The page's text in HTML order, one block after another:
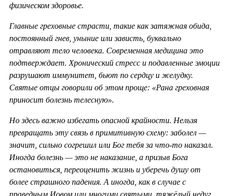
физическом здоровье.
Главные греховные страсти, такие как затяжная обида,
постоянный гнев, уныние или зависть, буквально
отравляют тело человека. Современная медицина это
подтверждает. Хронический стресс и подавленные эмоции
разрушают иммунитет, бьют по сердцу и желудку.
Святые отцы говорили об этом проще: «Рана греховная
приносит болезнь телесную».
Но здесь важно избегать опасной крайности. Нельзя
превращать эту связь в примитивную схему: заболел —
значит, сильно согрешил или Бог тебя за что-то наказал.
Иногда болезнь — это не наказание, а призыв Бога
остановиться, переоценить жизнь и уберечь душу от
более страшного падения. А иногда, как в случае с
праведным Иовом или многими святыми, тяжёлый недуг